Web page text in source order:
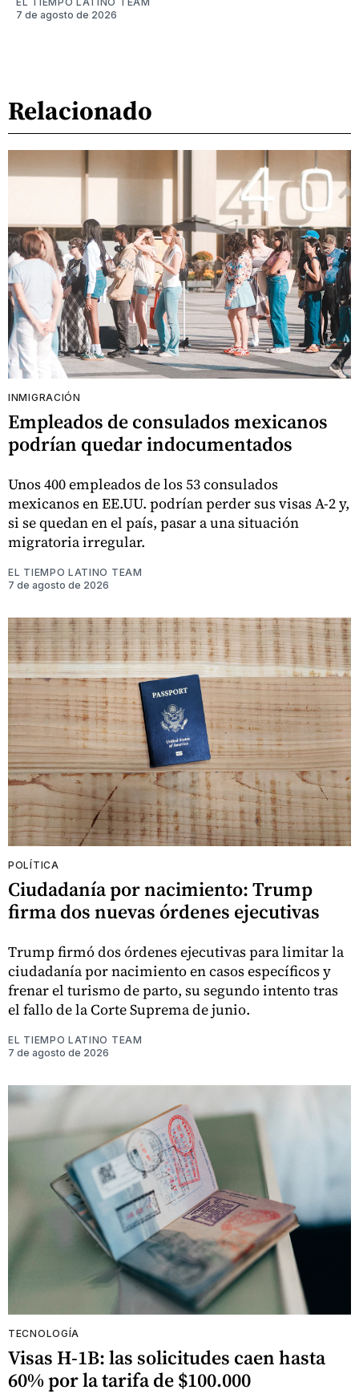
7 de agosto de 2026
Relacionado
INMIGRACIÓN
Empleados de consulados mexicanos
podrían quedar indocumentados
Unos 400 empleados de los 53 consulados
mexicanos en EE.UU. podrían perder sus visas A-2 y,
si se quedan en el país, pasar a una situación
migratoria irregular.
EL TIEMPO LATINO TEAM
7 de agosto de 2026
POLÍTICA
Ciudadanía por nacimiento: Trump
firma dos nuevas órdenes ejecutivas
Trump firmó dos órdenes ejecutivas para limitar la
ciudadanía por nacimiento en casos específicos y
frenar el turismo de parto, su segundo intento tras
el fallo de la Corte Suprema de junio.
EL TIEMPO LATINO TEAM
7 de agosto de 2026
TECNOLOGÍA
Visas H-1B: las solicitudes caen hasta
60% por la tarifa de $100.000